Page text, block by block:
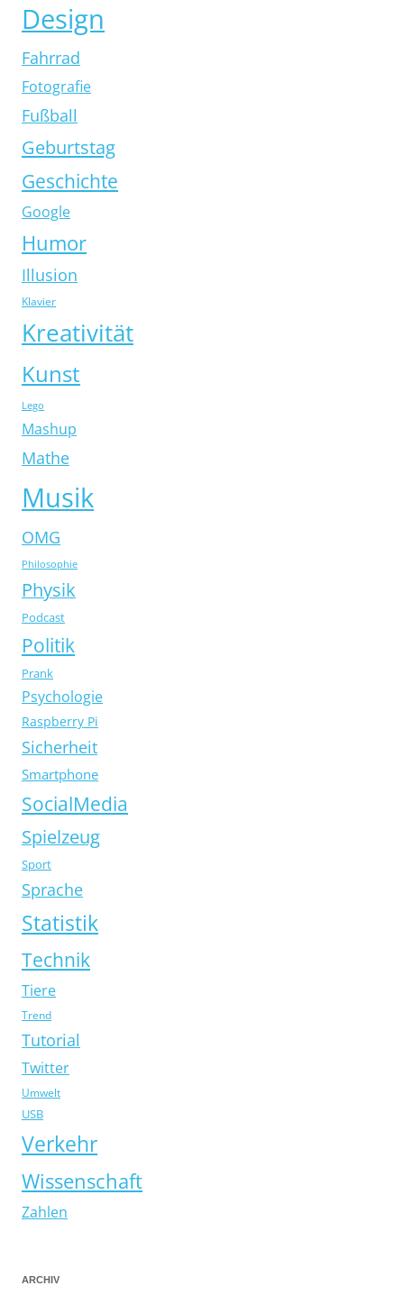
Design
Fahrrad
Fotografie
Fußball
Geburtstag
Geschichte
Google
Humor
Illusion
Klavier
Kreativität
Kunst
Lego
Mashup
Mathe
Musik
OMG
Philosophie
Physik
Podcast
Politik
Prank
Psychologie
Raspberry Pi
Sicherheit
Smartphone
SocialMedia
Spielzeug
Sport
Sprache
Statistik
Technik
Tiere
Trend
Tutorial
Twitter
Umwelt
USB
Verkehr
Wissenschaft
Zahlen
ARCHIV